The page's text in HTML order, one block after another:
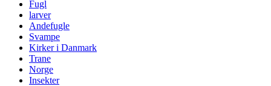
Fugl
larver
Andefugle
Svampe
Kirker i Danmark
Trane
Norge
Insekter